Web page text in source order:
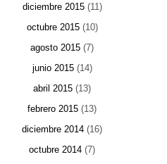
diciembre 2015(11)
octubre 2015(10)
agosto 2015 (7)
junio 2015(14)
abril 2015 (13)
febrero 2015 (13)
diciembre 2014 (16)
octubre 2014 (7)